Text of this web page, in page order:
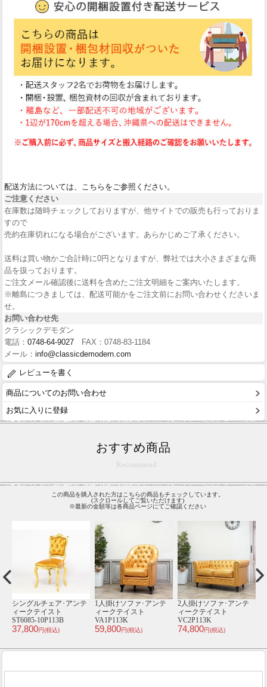
配送方法については、こちらをご参照ください。
ご注意ください
在庫数は随時チェックしておりますが、他サイトでの販売も行っておりま
すので
売約在庫切れになる場合がございます。あらかじめご了承ください。
送料は買い物かご合計時に0円となりますが、弊社では大小さまざまな商
品を扱っております。
ご注文メール確認後に送料を含めたご注文明細をご案内いたします。
※離島につきましては、配送可能かをご注文前にお問い合わせくださいま
せ。
お問い合わせ先
クラシックデモダン
電話： 0748-64-9027 FAX：0748-83-1184
メール： info@classicdemodern.com
レビューを書く
商品についてのお問い合わせ
お気に入りに登録
おすすめ商品
Recommend
この商品を購入された方はこちらの商品もチェックしています。
(スクロールしてご覧いただけます)
※最新の金額等は各商品ページにてご確認ください
3人掛けソファ･アンテ
ィークテイスト
VC3P113K
94,800円(税込)
1人掛けソファ･アンテ
ィークテイスト
VC1P113K
49,800円(税込)
2人掛けソファ･アンテ
ィークテイスト
VL2P113K
73,800円(税込)